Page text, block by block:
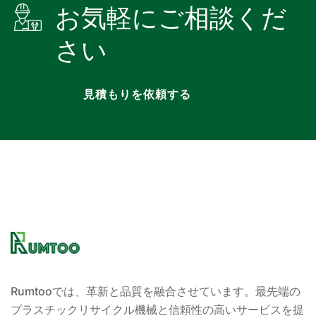
お気軽にご相談くだ
さい
見積もりを依頼する
Rumtooでは、革新と品質を融合させています。最先端の
プラスチックリサイクル機械と信頼性の高いサービスを提